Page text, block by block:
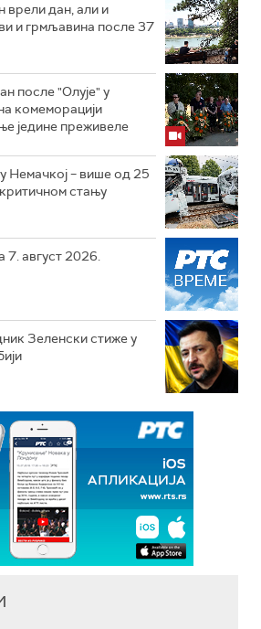
врели дан, али и
и грмљавина после 37
после "Олује" у
комеморацији
једине преживеле
Немачкој – више од 25
стању
7. август 2026.
Зеленски стиже у